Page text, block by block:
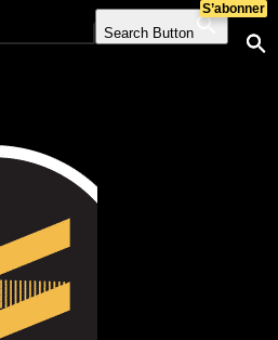
Search Button
S’abonner